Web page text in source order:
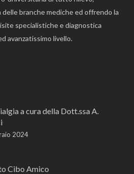
branche mediche ed offrendo la
specialistiche e diagnostica
avanzatissimo livello.
a cura della Dott.ssa A.
2024
Cibo Amico